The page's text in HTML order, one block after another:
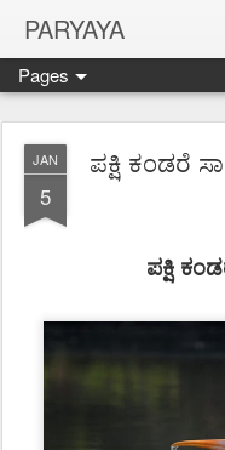
PARYAYA
Pages
JAN
5
ಪಕ್ಷಿ ಕಂಡರೆ
ಪಕ್ಷಿ